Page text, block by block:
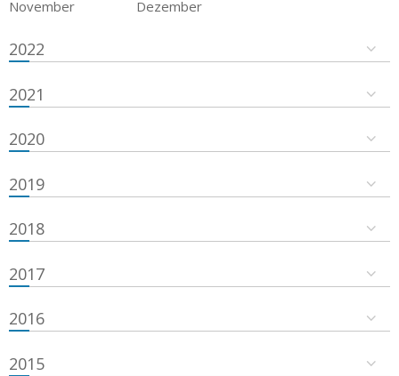
November
Dezember
2022
2021
2020
2019
2018
2017
2016
2015